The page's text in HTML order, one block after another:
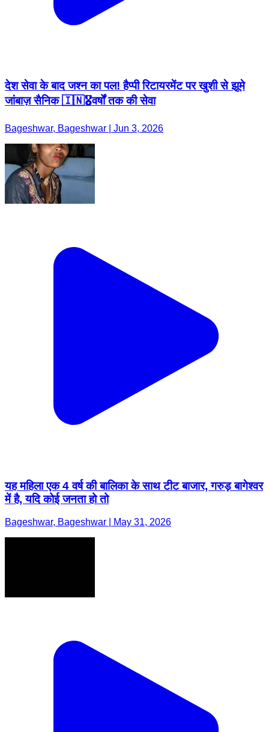
देश सेवा के बाद जश्न का पल! हैप्पी रिटायरमेंट पर खुशी से झूमे
जांबाज़ सैनिक 🇮🇳🎖️वर्षों तक की सेवा
Bageshwar, Bageshwar | Jun 3, 2026
यह महिला एक 4 वर्ष की बालिका के साथ टीट बाजार, गरुड़ बागेश्वर
में है, यदि कोई जनता हो तो
Bageshwar, Bageshwar | May 31, 2026